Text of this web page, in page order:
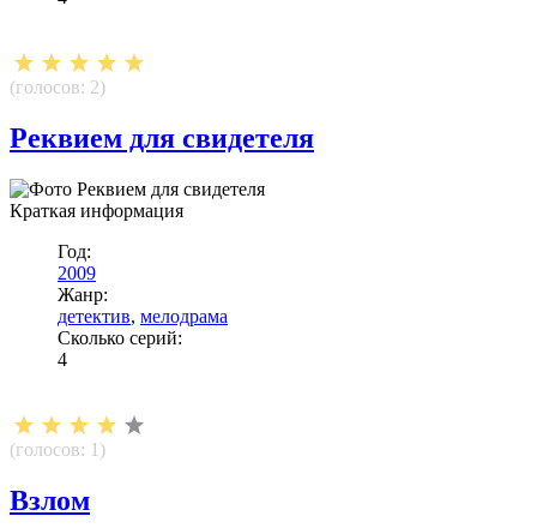
(голосов: 2)
Реквием для свидетеля
Краткая информация
Год:
2009
Жанр:
детектив, мелодрама
Сколько серий:
4
(голосов: 1 )
Взлом